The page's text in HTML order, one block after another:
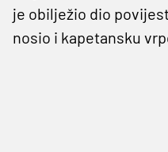
je obilježio dio
nosio i kapetansku